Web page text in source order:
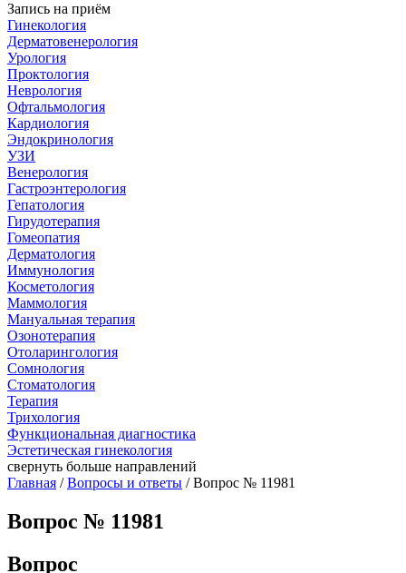
Запись на приём
Гинекология
Дерматовенерология
Урология
Проктология
Неврология
Офтальмология
Кардиология
Эндокринология
УЗИ
Венерология
Гастроэнтерология
Гепатология
Гирудотерапия
Гомеопатия
Дерматология
Иммунология
Косметология
Маммология
Мануальная терапия
Озонотерапия
Отоларингология
Сомнология
Стоматология
Терапия
Трихология
Функциональная диагностика
Эстетическая гинекология
свернуть больше направлений
Главная /Вопросы и ответы / Вопрос № 11981
Вопрос № 11981
Вопрос